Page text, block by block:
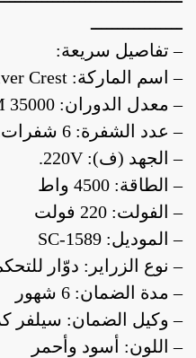
ـــــــــــــــــ
– تفاصيل سريعة:
– اسم الماركة: Silver Crest
– معدل الدوران: RPM 35000.
– عدد الشفرة: 6 شفرات.
– الجهد (ف): 220V.
– الطاقة: 4500 واط
– الفولت: 220 فولت
– الموديل: SC-1589
– نوع الزراير: دوّار
– مدة الضمان: 6 شهور
– وكيل الضمان: سيلفر
– اللون: أسود وأحمر